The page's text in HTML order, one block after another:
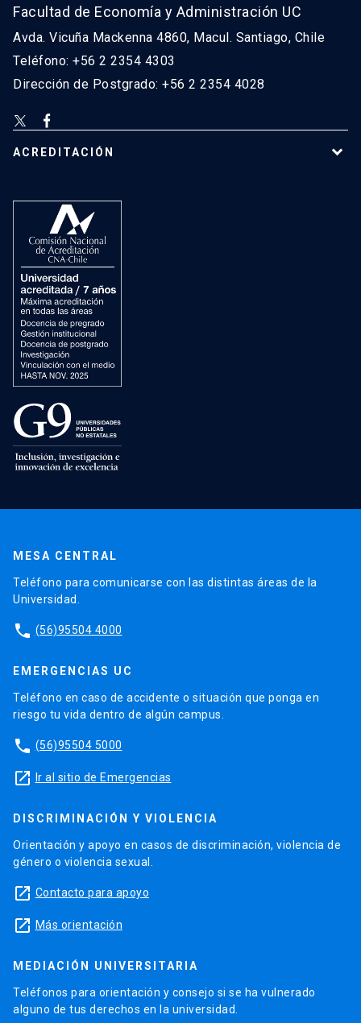
Facultad de Economía y Administración UC
Avda. Vicuña Mackenna 4860, Macul. Santiago, Chile
Teléfono: +56 2 2354 4303
Dirección de Postgrado: +56 2 2354 4028
ACREDITACIÓN
MESA CENTRAL
Teléfono para comunicarse con las distintas áreas de la
Universidad.
phone (56)95504 4000
EMERGENCIAS UC
Teléfono en caso de accidente o situación que ponga en
riesgo tu vida dentro de algún campus.
phone (56)95504 5000
launch Ir al sitio de Emergencias
DISCRIMINACIÓN Y VIOLENCIA
Orientación y apoyo en casos de discriminación, violencia de
género o violencia sexual.
launch Contacto para apoyo
launch Más orientación
MEDIACIÓN UNIVERSITARIA
Teléfonos para orientación y consejo si se ha vulnerado
alguno de tus derechos en la universidad.